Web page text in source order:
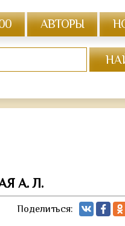
АВТОРЫ
А. Л.
Поделиться: